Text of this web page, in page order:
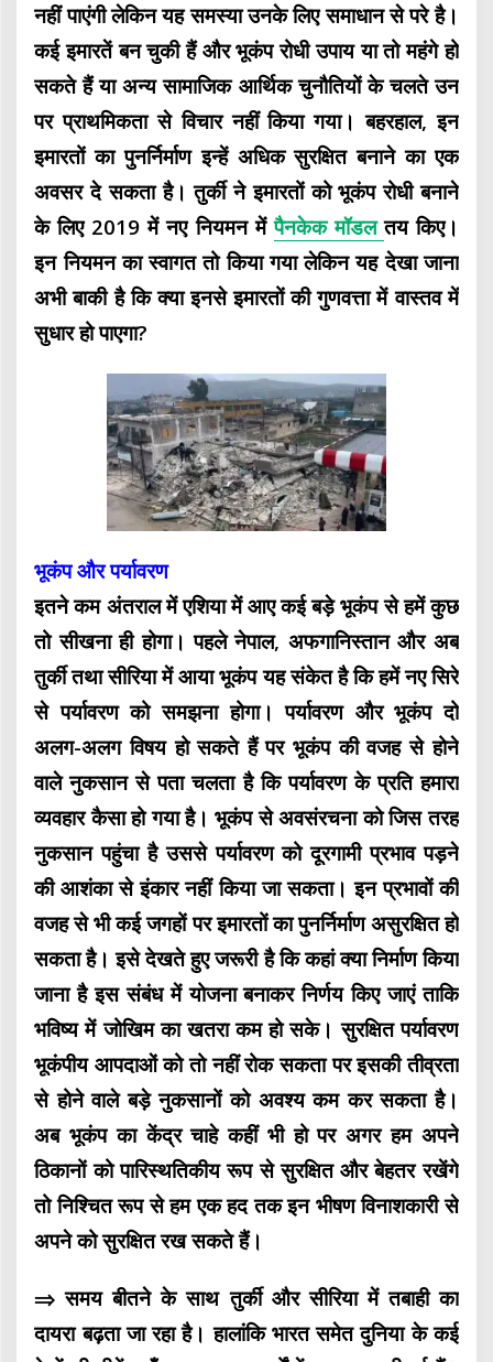
नहीं पाएंगी लेकिन यह समस्या उनके लिए समाधान से परे है।
कई इमारतें बन चुकी हैं और भूकंप रोधी उपाय या तो महंगे हो
सकते हैं या अन्य सामाजिक आर्थिक चुनौतियों के चलते उन
पर प्राथमिकता से विचार नहीं किया गया। बहरहाल, इन
इमारतों का पुनर्निर्माण इन्हें अधिक सुरक्षित बनाने का एक
अवसर दे सकता है। तुर्की ने इमारतों को भूकंप रोधी बनाने
के लिए 2019 में नए नियमन मेंपैनकेक मॉडलतय किए।
इन नियमन का स्वागत तो किया गया लेकिन यह देखा जाना
अभी बाकी है कि क्या इनसे इमारतों की गुणवत्ता में वास्तव में
सुधार हो पाएगा?
भूकंप और पर्यावरण
इतने कम अंतराल में एशिया में आए कई बड़े भूकंप से हमें कुछ
तो सीखना ही होगा। पहले नेपाल, अफगानिस्तान और अब
तुर्की तथा सीरिया में आया भूकंप यह संकेत है कि हमें नए सिरे
से पर्यावरण को समझना होगा। पर्यावरण और भूकंप दो
अलग-अलग विषय हो सकते हैं पर भूकंप की वजह से होने
वाले नुकसान से पता चलता है कि पर्यावरण के प्रति हमारा
व्यवहार कैसा हो गया है। भूकंप से अवसंरचना को जिस तरह
नुकसान पहुंचा है उससे पर्यावरण को दूरगामी प्रभाव पड़ने
की आशंका से इंकार नहीं किया जा सकता। इन प्रभावों की
वजह से भी कई जगहों पर इमारतों का पुनर्निर्माण असुरक्षित हो
सकता है। इसे देखते हुए जरूरी है कि कहां क्या निर्माण किया
जाना है इस संबंध में योजना बनाकर निर्णय किए जाएं ताकि
भविष्य में जोखिम का खतरा कम हो सके। सुरक्षित पर्यावरण
भूकंपीय आपदाओं को तो नहीं रोक सकता पर इसकी तीव्रता
से होने वाले बड़े नुकसानों को अवश्य कम कर सकता है।
अब भूकंप का केंद्र चाहे कहीं भी हो पर अगर हम अपने
ठिकानों को पारिस्थतिकीय रूप से सुरक्षित और बेहतर रखेंगे
तो निश्चित रूप से हम एक हद तक इन भीषण विनाशकारी से
अपने को सुरक्षित रख सकते हैं।
⇒ समय बीतने के साथ तुर्की और सीरिया में तबाही का
दायरा बढ़ता जा रहा है। हालांकि भारत समेत दुनिया के कई